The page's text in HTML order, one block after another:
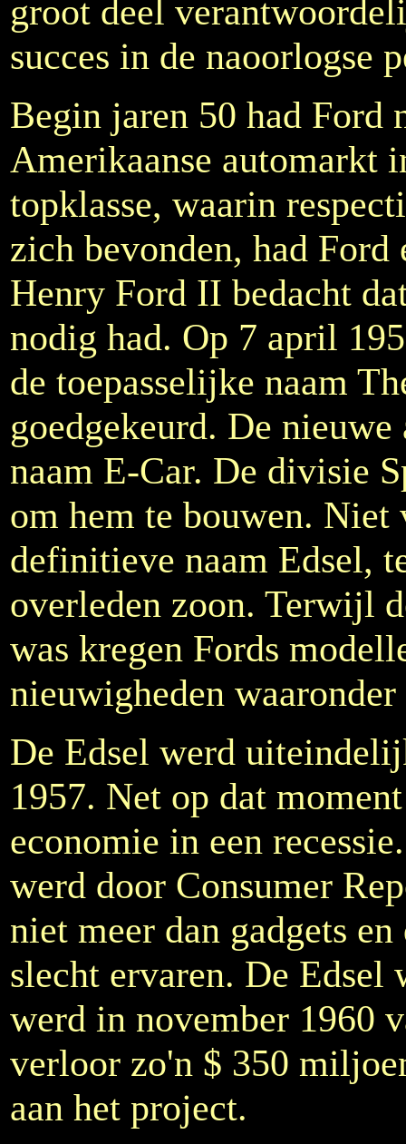
groot deel
succes in de naoorlogse
Begin jaren 50 had Ford
Amerikaanse automarkt
topklasse, waarin
zich bevonden, had Ford
Henry Ford II bedacht
nodig had. Op 7 april
de toepasselijke naam
goedgekeurd. De
naam E-Car. De divisie
om hem te bouwen.
definitieve naam Edsel,
overleden zoon. Terwijl
was kregen Fords
nieuwigheden
De Edsel werd
1957. Net op dat
economie in een
werd door Consumer
niet meer dan gadgets
slecht ervaren. De
werd in november 1960
verloor zo'n $ 350
aan het project.